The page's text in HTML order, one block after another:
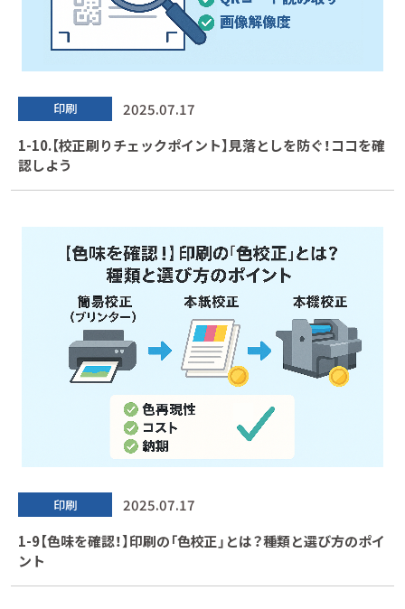
印刷
2025.07.17
1-10.【校正刷りチェックポイント】見落としを防ぐ！ココを確
認しよう
印刷
2025.07.17
1-9【色味を確認！】印刷の「色校正」とは？種類と選び方のポイ
ント